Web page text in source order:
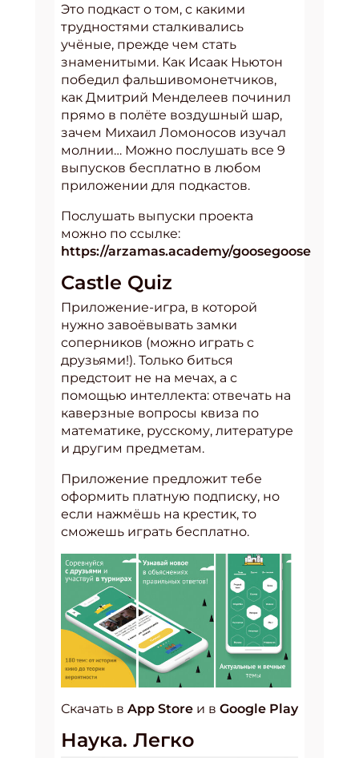
Это подкаст о том, с какими
трудностями сталкивались
учёные, прежде чем стать
знаменитыми. Как Исаак Ньютон
победил фальшивомонетчиков,
как Дмитрий Менделеев починил
прямо в полёте воздушный шар,
зачем Михаил Ломоносов изучал
молнии… Можно послушать все 9
выпусков бесплатно в любом
приложении для подкастов.
Послушать выпуски проекта
можно по ссылке:
https://arzamas.academy/goosegoose
Castle Quiz
Приложение-игра, в которой
нужно завоёвывать замки
соперников (можно играть с
друзьями!). Только биться
предстоит не на мечах, а с
помощью интеллекта: отвечать на
каверзные вопросы квиза по
математике, русскому, литературе
и другим предметам.
Приложение предложит тебе
оформить платную подписку, но
если нажмёшь на крестик, то
сможешь играть бесплатно.
Скачать в App Store и в Google Play
Наука. Легко